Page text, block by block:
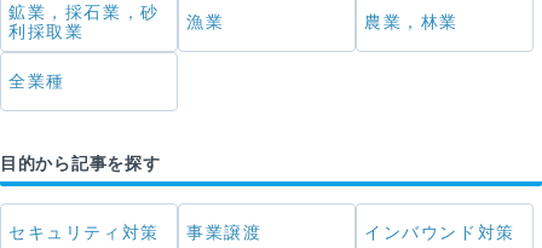
鉱業，採石業，砂
利採取業
漁業 農業，林業
全業種
目的から記事を探す
セキュリティ対策 事業譲渡 インバウンド対策